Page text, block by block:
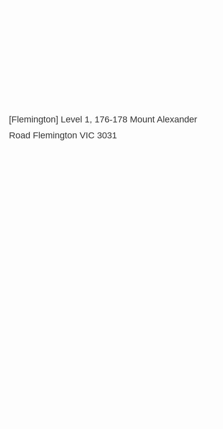
[Flemington] Level 1, 176-178 Mount Alexander
Road Flemington VIC 3031